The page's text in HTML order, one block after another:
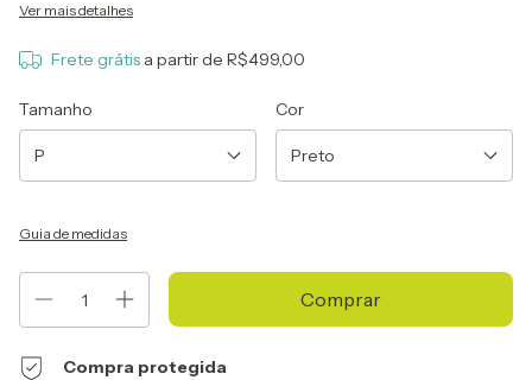
Ver mais detalhes
Frete grátis a partir de R$499,00
Tamanho Cor
Guia de medidas
Compra protegida